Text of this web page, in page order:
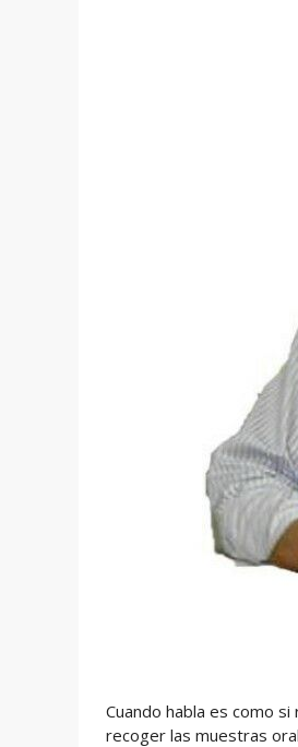
Cuando habla es como
recoger las muestras